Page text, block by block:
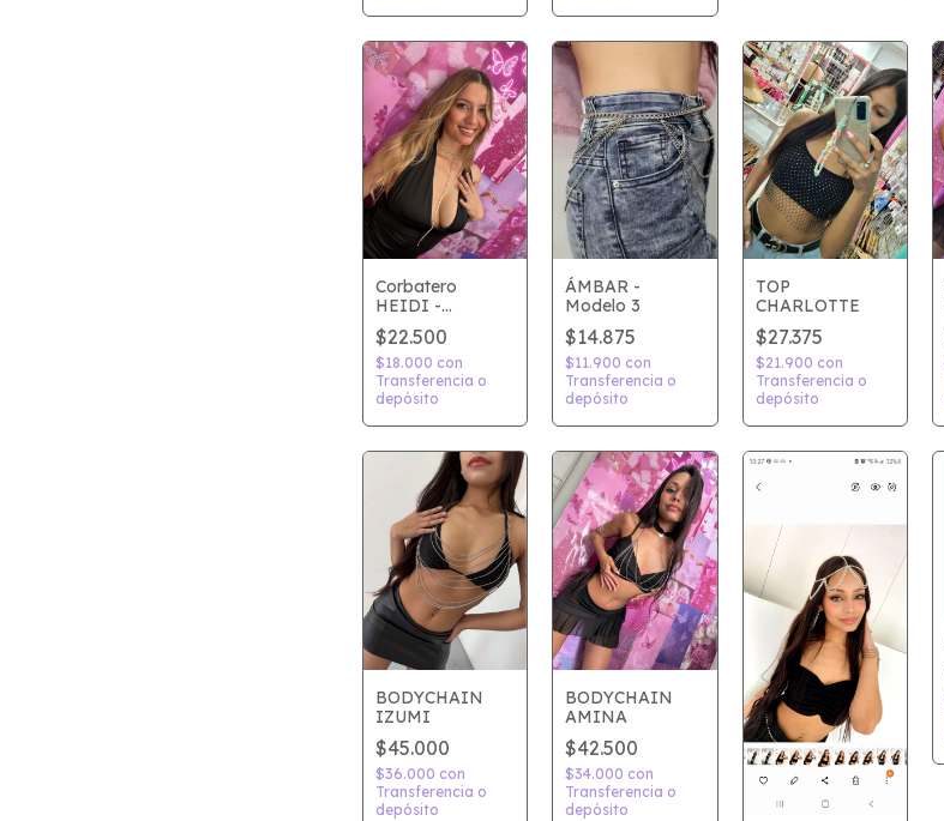
Corbatero
HEIDI -
Plateado
$22.500
$18.000 con
Transferencia o
depósito
ÁMBAR -
Modelo 3
$14.875
$11.900 con
Transferencia o
depósito
TOP
CHARLOTTE
$27.375
$21.900 con
Transferencia o
depósito
BODYCHAIN
IZUMI
$45.000
$36.000 con
Transferencia o
depósito
BODYCHAIN
AMINA
$42.500
$34.000 con
Transferencia o
depósito